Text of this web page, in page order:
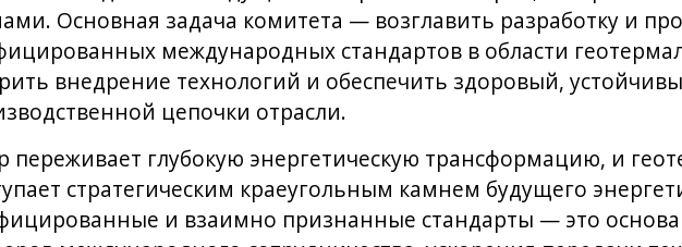
Основная задача комитета — возглавить разработку и
международных стандартов в области
внедрение технологий и обеспечить здоровый,
цепочки отрасли.
переживает глубокую энергетическую трансформацию, и
стратегическим краеугольным камнем будущего
и взаимно признанные стандарты — это